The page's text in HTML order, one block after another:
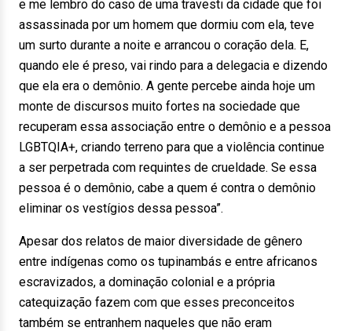
e me lembro do caso de uma travesti da cidade que foi
assassinada por um homem que dormiu com ela, teve
um surto durante a noite e arrancou o coração dela. E,
quando ele é preso, vai rindo para a delegacia e dizendo
que ela era o demônio. A gente percebe ainda hoje um
monte de discursos muito fortes na sociedade que
recuperam essa associação entre o demônio e a pessoa
LGBTQIA+, criando terreno para que a violência continue
a ser perpetrada com requintes de crueldade. Se essa
pessoa é o demônio, cabe a quem é contra o demônio
eliminar os vestígios dessa pessoa”.
Apesar dos relatos de maior diversidade de gênero
entre indígenas como os tupinambás e entre africanos
escravizados, a dominação colonial e a própria
catequização fazem com que esses preconceitos
também se entranhem naqueles que não eram